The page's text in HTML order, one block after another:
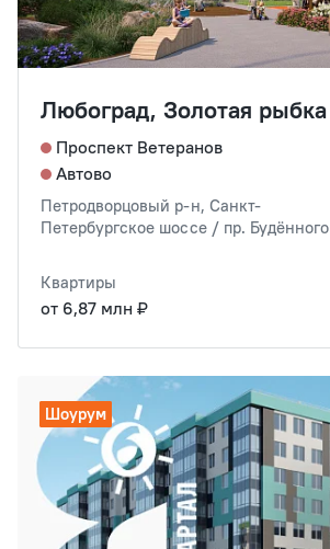
Любоград, Золотая рыбка
Проспект Ветеранов
Автово
Петродворцовый р-н, Санкт-
Петербургское шоссе / пр. Будённого
Квартиры
от 6,87 млн ₽
Шоурум